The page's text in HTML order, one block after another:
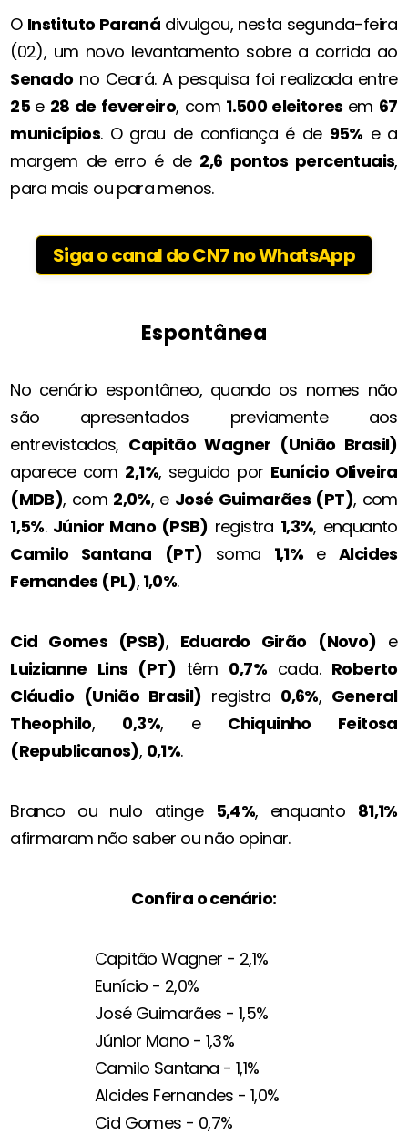
O Instituto Paraná divulgou, nesta segunda-feira
(02), um novo levantamento sobre a corrida ao
Senado no Ceará. A pesquisa foi realizada entre
25 e 28 de fevereiro, com 1.500 eleitores em 67
municípios. O grau de confiança é de 95% e a
margem de erro é de 2,6 pontos percentuais,
para mais ou para menos.
Siga o canal do CN7 no WhatsApp
Espontânea
No cenário espontâneo, quando os nomes não
são apresentados previamente aos
entrevistados, Capitão Wagner (União Brasil)
aparece com 2,1%, seguido por Eunício Oliveira
(MDB), com 2,0%, e José Guimarães (PT), com
1,5%. Júnior Mano (PSB) registra 1,3%, enquanto
Camilo Santana
(PT) soma 1,1% e Alcides
Fernandes (PL), 1,0%.
Cid Gomes (PSB), Eduardo Girão (Novo) e
Luizianne Lins (PT) têm 0,7%cada. Roberto
Cláudio (União Brasil) registra 0,6%, General
Theophilo, 0,3%, e Chiquinho Feitosa
(Republicanos), 0,1%.
Branco ou nulo atinge 5,4%, enquanto 81,1%
afirmaram não saber ou não opinar.
Confira o cenário:
Capitão Wagner - 2,1%
Eunício - 2,0%
José Guimarães - 1,5%
Júnior Mano - 1,3%
Camilo Santana - 1,1%
Alcides Fernandes - 1,0%
Cid Gomes - 0,7%